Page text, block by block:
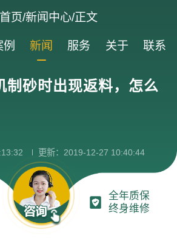
首页/新闻中心/正文
例 新闻 服务 关于 联系
制砂时出现返料，怎么
更新：2019-12-27 10:40:44
全年质保
终身维修